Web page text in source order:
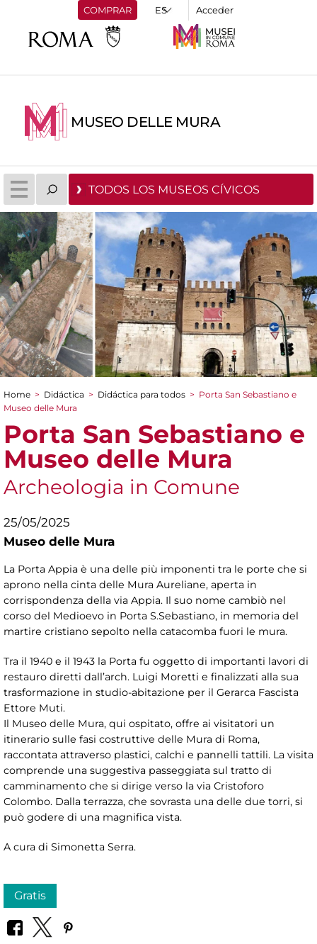
COMPRAR Acceder
MUSEO DELLE MURA
TODOS LOS MUSEOS CÍVICOS
You are here
Home > Didáctica > Didáctica para todos > Porta San Sebastiano e
Museo delle Mura
Porta San Sebastiano e
Museo delle Mura
Archeologia in Comune
25/05/2025
Museo delle Mura
La Porta Appia è una delle più imponenti tra le porte che si
aprono nella cinta delle Mura Aureliane, aperta in
corrispondenza della via Appia. Il suo nome cambiò nel
corso del Medioevo in Porta S.Sebastiano, in memoria del
martire cristiano sepolto nella catacomba fuori le mura.
Tra il 1940 e il 1943 la Porta fu oggetto di importanti lavori di
restauro diretti dall’arch. Luigi Moretti e finalizzati alla sua
trasformazione in studio-abitazione per il Gerarca Fascista
Ettore Muti.
Il Museo delle Mura, qui ospitato, offre ai visitatori un
itinerario sulle fasi costruttive delle Mura di Roma,
raccontata attraverso plastici, calchi e pannelli tattili. La visita
comprende una suggestiva passeggiata sul tratto di
camminamento che si dirige verso la via Cristoforo
Colombo. Dalla terrazza, che sovrasta una delle due torri, si
può godere di una magnifica vista.
A cura di Simonetta Serra.
Gratis